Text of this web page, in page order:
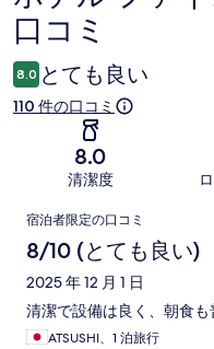
コ
ミ
口コミ
8.0 とても良い
110 件の口コミ
8.0
清潔度
口
コ
ミ
宿泊者限定の口コミ
8/10 (とても良い)
2025 年 12 月 1 日
清潔で設備は良く、朝食も
ATSUSHI、1 泊旅行